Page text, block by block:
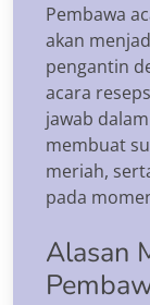
Pembawa
akan
pengantin
acara
jawab
membuat
meriah,
pada
Alasan